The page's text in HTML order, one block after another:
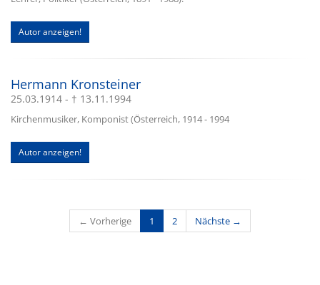
Autor anzeigen!
Hermann Kronsteiner
25.03.1914 - † 13.11.1994
Kirchenmusiker, Komponist (Österreich, 1914 - 1994
Autor anzeigen!
← Vorherige 1 (current)
2 Nächste →